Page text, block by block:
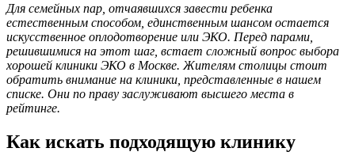
Для семейных пар, отчаявшихся завести ребенка
естественным способом, единственным шансом остается
искусственное оплодотворение или ЭКО. Перед парами,
решившимися на этот шаг, встает сложный вопрос выбора
хорошей клиники ЭКО в Москве. Жителям столицы стоит
обратить внимание на клиники, представленные в нашем
списке. Они по праву заслуживают высшего места в
рейтинге.
Как искать подходящую клинику